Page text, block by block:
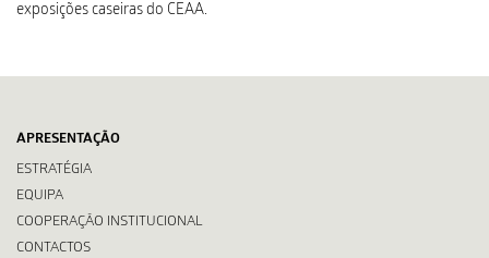
exposições caseiras do CEAA.
APRESENTAÇÃO
ESTRATÉGIA
EQUIPA
COOPERAÇÃO INSTITUCIONAL
CONTACTOS